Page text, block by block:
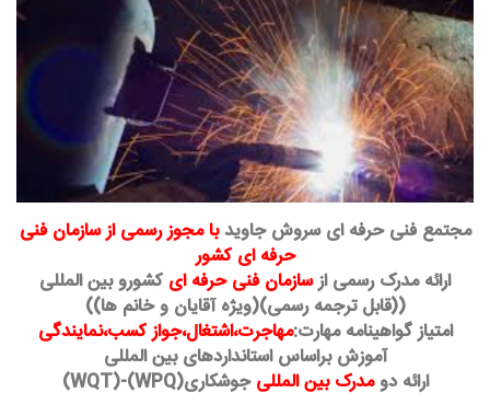
مجتمع فنی حرفه ای سروش جاویدبا مجوز رسمی از سازمان فنی
حرفه ای کشور
ارائه مدرک رسمی ازسازمان فنی حرفه ای کشورو بین المللی
((قابل ترجمه رسمی)(ویژه آقایان و خانم ها))
امتیاز گواهینامه مهارت:مهاجرت،اشتغال،جواز کسب،نمایندگی
آموزش براساس استانداردهای بین المللی
ارائه دومدرک بین المللیجوشکاری(WPQ)-(WQT)